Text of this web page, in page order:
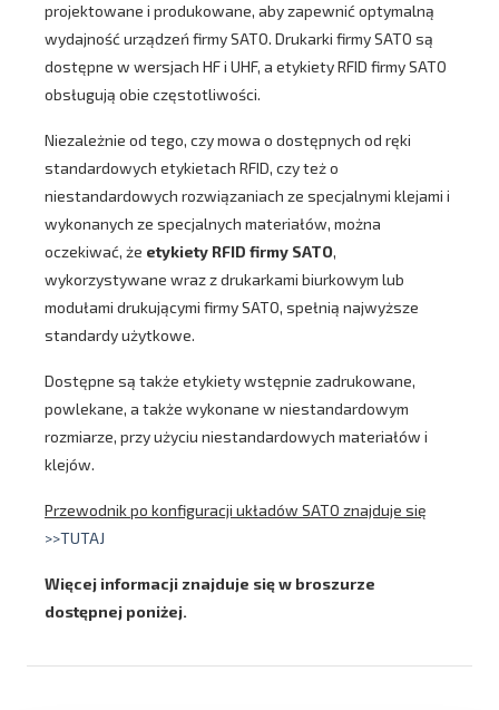
projektowane i produkowane, aby zapewnić optymalną
wydajność urządzeń firmy SATO. Drukarki firmy SATO są
dostępne w wersjach HF i UHF, a etykiety RFID firmy SATO
obsługują obie częstotliwości.
Niezależnie od tego, czy mowa o dostępnych od ręki
standardowych etykietach RFID, czy też o
niestandardowych rozwiązaniach ze specjalnymi klejami i
wykonanych ze specjalnych materiałów, można
oczekiwać, że etykiety RFID firmy SATO,
wykorzystywane wraz z drukarkami biurkowym lub
modułami drukującymi firmy SATO, spełnią najwyższe
standardy użytkowe.
Dostępne są także etykiety wstępnie zadrukowane,
powlekane, a także wykonane w niestandardowym
rozmiarze, przy użyciu niestandardowych materiałów i
klejów.
Przewodnik po konfiguracji układów SATO znajduje się
>>TUTAJ
Więcej informacji znajduje się w broszurze
dostępnej poniżej.